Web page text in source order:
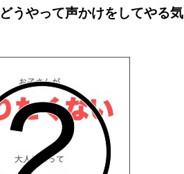
うやって声かけをしてやる気